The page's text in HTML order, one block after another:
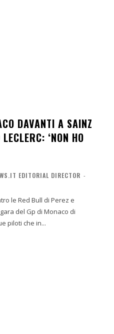
DAVANTI A SAINZ
‘NON HO
EDITORIAL DIRECTOR -
le Red Bull di Perez e
del Gp di Monaco di
piloti che in...